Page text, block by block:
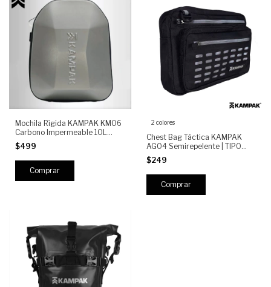
Mochila Rígida KAMPAK KM06
Carbono Impermeable 10L
Antigolpes
$499
2 colores
Chest Bag Táctica KAMPAK
AG04 Semirepelente | TIPO
CHALECO Militar, Corte Láser,
Reflejante, multiples
compartimentos
$249
Comprar